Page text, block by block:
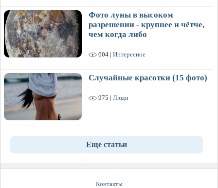
Фото луны в высоком
разрешении - крупнее и чётче,
чем когда либо
604 | Интересное
Случайные красотки (15 фото)
975 | Люди
Еще статьи
Контакты